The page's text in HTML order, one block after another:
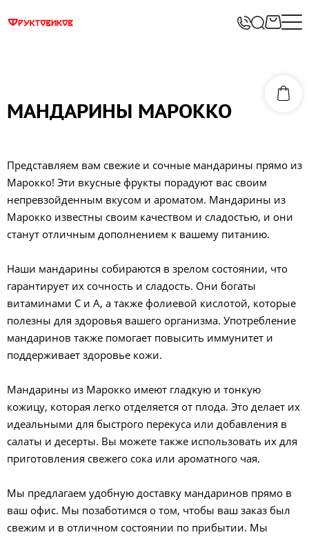
МАНДАРИНЫ МАРОККО
Представляем вам свежие и сочные мандарины прямо из
Марокко! Эти вкусные фрукты порадуют вас своим
непревзойденным вкусом и ароматом. Мандарины из
Марокко известны своим качеством и сладостью, и они
станут отличным дополнением к вашему питанию.
Наши мандарины собираются в зрелом состоянии, что
гарантирует их сочность и сладость. Они богаты
витаминами C и A, а также фолиевой кислотой, которые
полезны для здоровья вашего организма. Употребление
мандаринов также помогает повысить иммунитет и
поддерживает здоровье кожи.
Мандарины из Марокко имеют гладкую и тонкую
кожицу, которая легко отделяется от плода. Это делает их
идеальными для быстрого перекуса или добавления в
салаты и десерты. Вы можете также использовать их для
приготовления свежего сока или ароматного чая.
Мы предлагаем удобную доставку мандаринов прямо в
ваш офис. Мы позаботимся о том, чтобы ваш заказ был
свежим и в отличном состоянии по прибытии. Мы